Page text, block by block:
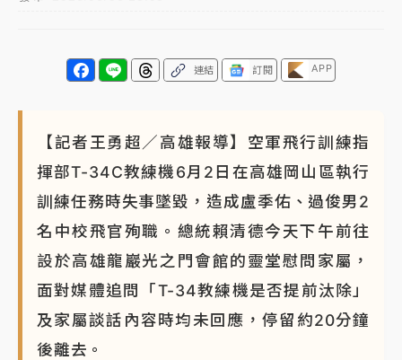
連結 訂閱 APP
【記者王勇超／高雄報導】空軍飛行訓練指
揮部T-34C教練機6月2日在高雄岡山區執行
訓練任務時失事墜毀，造成盧季佑、過俊男2
名中校飛官殉職。總統賴清德今天下午前往
設於高雄龍巖光之門會館的靈堂慰問家屬，
面對媒體追問「T-34教練機是否提前汰除」
及家屬談話內容時均未回應，停留約20分鐘
後離去。